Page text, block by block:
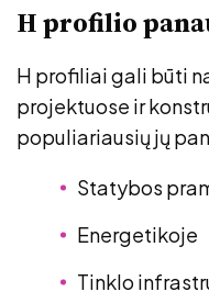
H profilio
H profiliai gali būti
projektuose ir
populiariausių jų
Statybos
Energetikoje
Tinklo